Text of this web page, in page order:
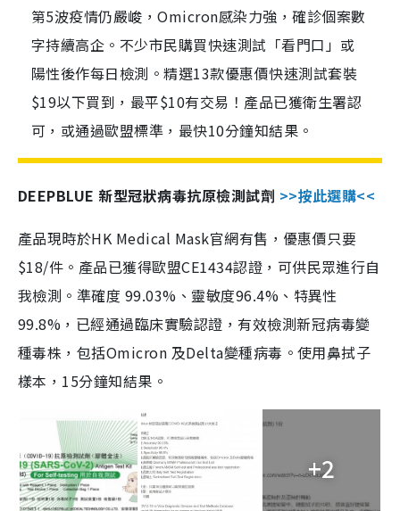
第5波疫情仍嚴峻，Omicron感染力強，確診個案數
字持續高企。不少市民購買快速測試「看門口」或
陽性後作每日檢測。精選13款優惠價快速測試套裝
$19以下買到，最平$10有交易！產品已獲衛生署認
可，或通過歐盟標準，最快10分鐘知結果。
DEEPBLUE 新型冠狀病毒抗原檢測試劑 >>按此選購<<
產品現時於HK Medical Mask官網有售，優惠價只要
$18/件。產品已獲得歐盟CE1434認證，可供民眾進行自
我檢測。準確度 99.03%、靈敏度96.4%、特異性
99.8%，已經通過臨床實驗認證，有效檢測新冠病毒變
種毒株，包括Omicron 及Delta變種病毒。使用鼻拭子
樣本，15分鐘知結果。
+2